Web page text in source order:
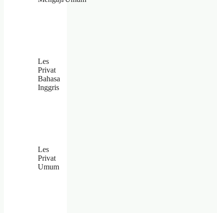
Les
Privat
Bahasa
Inggris
Les
Privat
Umum